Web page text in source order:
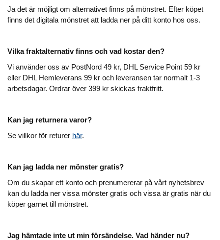
Ja det är möjligt om alternativet finns på mönstret. Efter köpet
finns det digitala mönstret att ladda ner på ditt konto hos oss.
Vilka fraktalternativ finns och vad kostar den?
Vi använder oss av PostNord 49 kr, DHL Service Point 59 kr
eller DHL Hemleverans 99 kr och leveransen tar normalt 1-3
arbetsdagar. Ordrar över 399 kr skickas fraktfritt.
Kan jag returnera varor?
Se villkor för returer här.
Kan jag ladda ner mönster gratis?
Om du skapar ett konto och prenumererar på vårt nyhetsbrev
kan du ladda ner vissa mönster gratis och vissa är gratis när du
köper garnet till mönstret.
Jag hämtade inte ut min försändelse. Vad händer nu?